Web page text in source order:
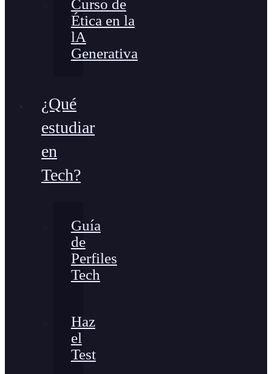
Curso de
Ética en la
lA
Generativa
¿Qué
estudiar
en
Tech?
Guía
de
Perfiles
Tech
Haz
el
Test